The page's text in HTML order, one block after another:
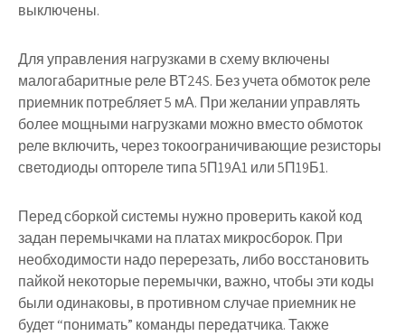
выключены.
Для управления нагрузками в схему включены
малогабаритные реле ВТ24S. Без учета обмоток реле
приемник потребляет 5 мА. При желании управлять
более мощными нагрузками можно вместо обмоток
реле включить, через токоограничивающие резисторы
светодиоды оптореле типа 5П19А1 или 5П19Б1.
Перед сборкой системы нужно проверить какой код
задан перемычками на платах микросборок. При
необходимости надо перерезать, либо восстановить
пайкой некоторые перемычки, важно, чтобы эти коды
были одинаковы, в противном случае приемник не
будет “понимать” команды передатчика. Также